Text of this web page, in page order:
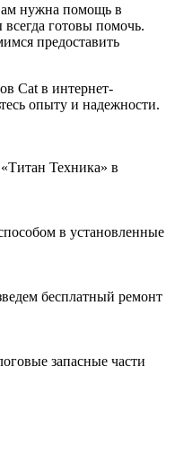
нужна помощь в
готовы помочь.
предоставить
Cat в интернет-
опыту и надежности.
Техника» в
в установленные
бесплатный ремонт
запасные части